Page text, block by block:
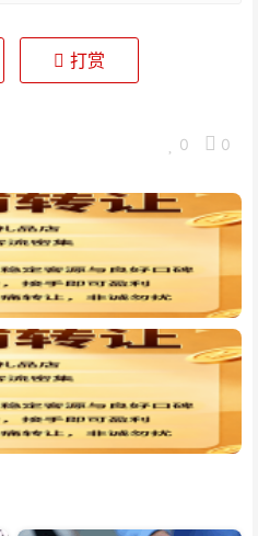
打赏
0 0